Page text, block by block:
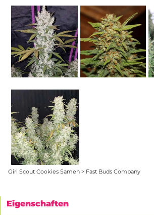
Girl Scout Cookies Samen > Fast Buds Company
Eigenschaften